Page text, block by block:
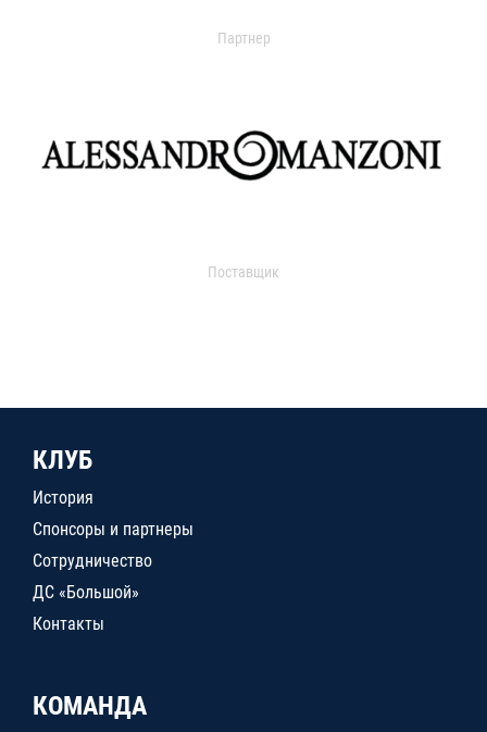
Партнер
Поставщик
КЛУБ
История
Спонсоры и партнеры
Сотрудничество
ДС «Большой»
Контакты
КОМАНДА